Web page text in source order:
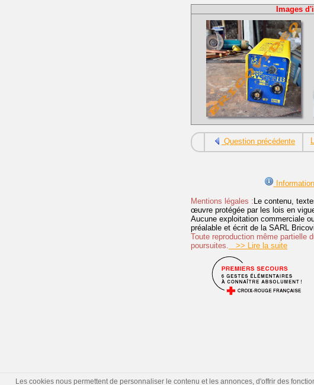
Images
Question précédente
Mentions légales : Le contenu,
œuvre protégée par les lois en
Aucune exploitation commerciale
préalable et écrit de la SARL
Toute reproduction même partielle
poursuites.
>> Lire la suite
Les cookies nous permettent de personnaliser le contenu et les annonces, d'offrir des